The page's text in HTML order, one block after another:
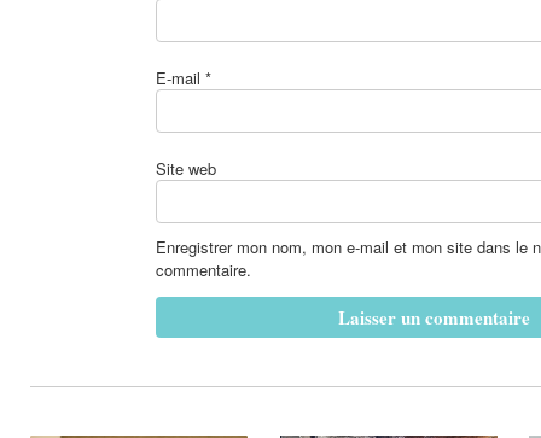
E-mail *
Site web
Enregistrer mon nom, mon e-mail et mon site dans le
commentaire.